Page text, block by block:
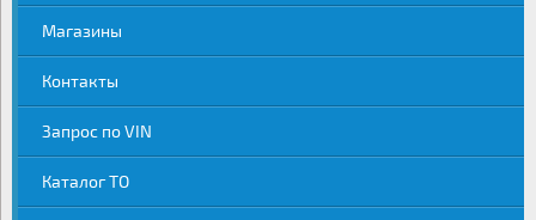
Магазины
Контакты
Запрос по VIN
Каталог ТО